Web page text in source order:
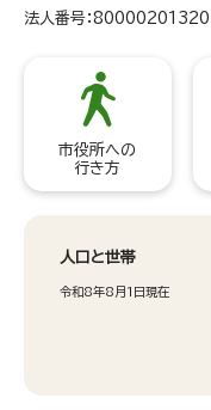
法人番号：
市役所への
行き方
人口と世帯
令和8年8月1日現在